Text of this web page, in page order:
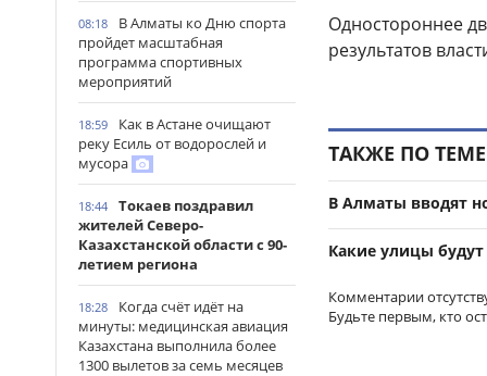
08:18
В Алматы ко Дню спорта
пройдет масштабная
программа спортивных
мероприятий
18:59
Как в Астане очищают
реку Есиль от водорослей и
мусора
18:44
Токаев поздравил
жителей Северо-
Казахстанской области с 90-
летием региона
18:28
Когда счёт идёт на
минуты: медицинская авиация
Казахстана выполнила более
1300 вылетов за семь месяцев
Одностороннее
результатов
ТАКЖЕ ПО ТЕМЕ
В Алматы вводят
Какие улицы
Комментарии
Будьте первым, кто